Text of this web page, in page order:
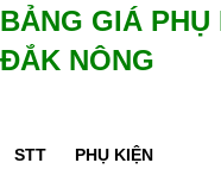
BẢNG GIÁ
ĐẮK NÔNG
STT PHỤ KIỆN